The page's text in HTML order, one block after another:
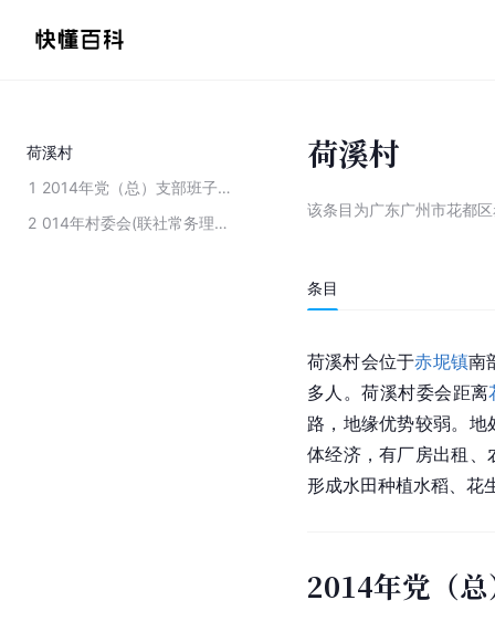
荷溪村
1
2014年党（总）支部班子成员情况及分工
2
014年村委会(联社常务理事会)组成及分工
荷溪村
该条目为广东广州市花都
条目
荷溪村会位于赤坭镇南
多人。荷溪村委会距离
路，地缘优势较弱。
体经济，有厂房出租、
形成水田种植水稻、花
2014年党（